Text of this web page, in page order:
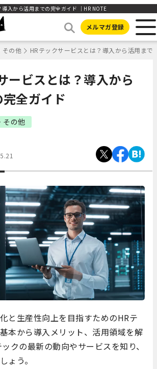
入から活用までの完全ガイド ｜HR NOTE
メルマガ登録
その他 HRテックサービスとは？導入から活用まで
ービスとは？導入から
全ガイド
その他
と生産性向上を目指すためのHRテ
本から導入メリット、活用領域を解
クの最新の動向やサービスを知り、
ょう。